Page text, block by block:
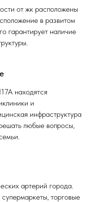
от жк расположены
в развитом
гарантирует наличие
находятся
и
инфраструктура
любые вопросы,
артерий города.
торговые